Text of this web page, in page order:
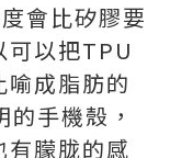
會比矽膠要
可以把TPU
喻成脂肪的
手機殼，
有朦胧的感